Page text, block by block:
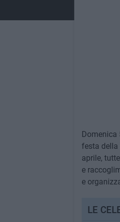
Domenica
festa della
aprile,
e
e
LE